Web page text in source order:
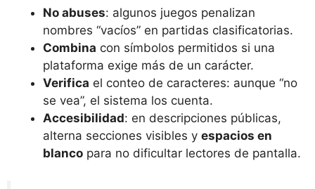
No abuses: algunos juegos penalizan
nombres “vacíos” en partidas clasificatorias.
Combina con símbolos permitidos si una
plataforma exige más de un carácter.
Verifica el conteo de caracteres: aunque “no
se vea”, el sistema los cuenta.
Accesibilidad: en descripciones públicas,
alterna secciones visibles y espacios en
blanco para no dificultar lectores de pantalla.